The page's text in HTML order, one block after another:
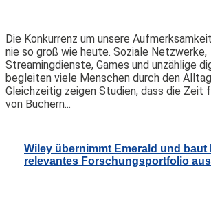
Die Konkurrenz um unsere
nie so groß wie heute. Soziale Netzwerke,
Streamingdienste, Games und unzählige
begleiten viele Menschen durch den
Gleichzeitig zeigen Studien, dass die Zeit
von Büchern...
Wiley übernimmt Emerald und baut
relevantes Forschungsportfolio aus